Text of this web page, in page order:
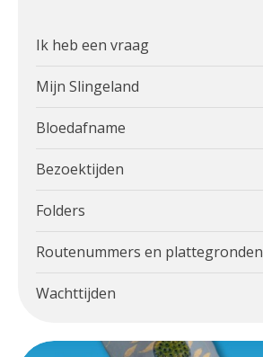
Ik heb een vraag
Mijn Slingeland
Bloedafname
Bezoektijden
Folders
Routenummers en plattegronden
Wachttijden